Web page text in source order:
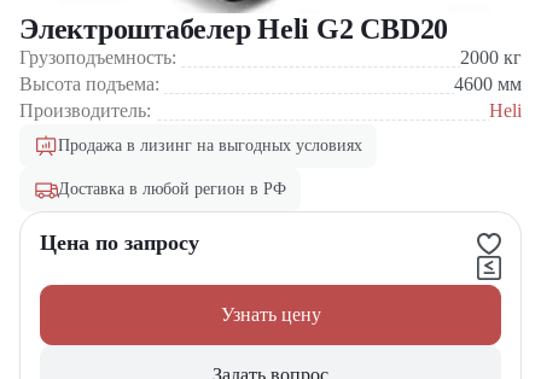
Электроштабелер Heli G2 CBD20
Грузоподъемность: 2000 кг
Высота подъема:
4600 мм
Производитель:
Heli
Продажа в лизинг на выгодных условиях
Доставка в любой регион в РФ
Цена по запросу
Узнать цену
Задать вопрос